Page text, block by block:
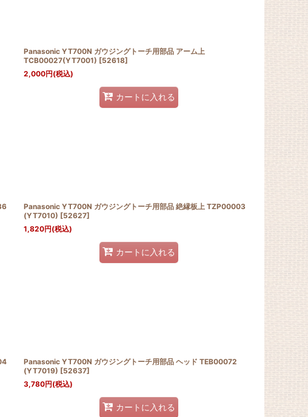
Panasonic YT700N ガウジングトーチ用部品 アーム上
TCB00027(YT7001) [52618]
2,000円(税込)
カートに入れる
Panasonic YT700N ガウジングトーチ用部品 絶縁板上 TZP00003
(YT7010) [52627]
1,820円(税込)
カートに入れる
Panasonic YT700N ガウジングトーチ用部品 ヘッド TEB00072
(YT7019) [52637]
3,780円(税込)
カートに入れる